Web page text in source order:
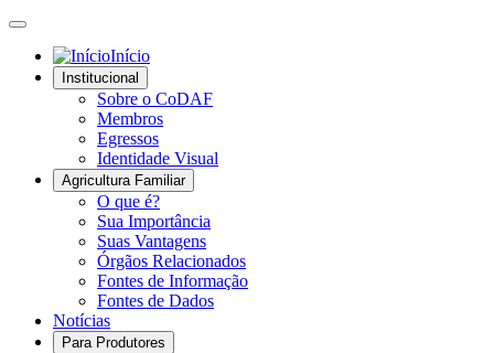
Início
Institucional
Sobre o CoDAF
Membros
Egressos
Identidade Visual
Agricultura Familiar
O que é?
Sua Importância
Suas Vantagens
Órgãos Relacionados
Fontes de Informação
Fontes de Dados
Notícias
Para Produtores